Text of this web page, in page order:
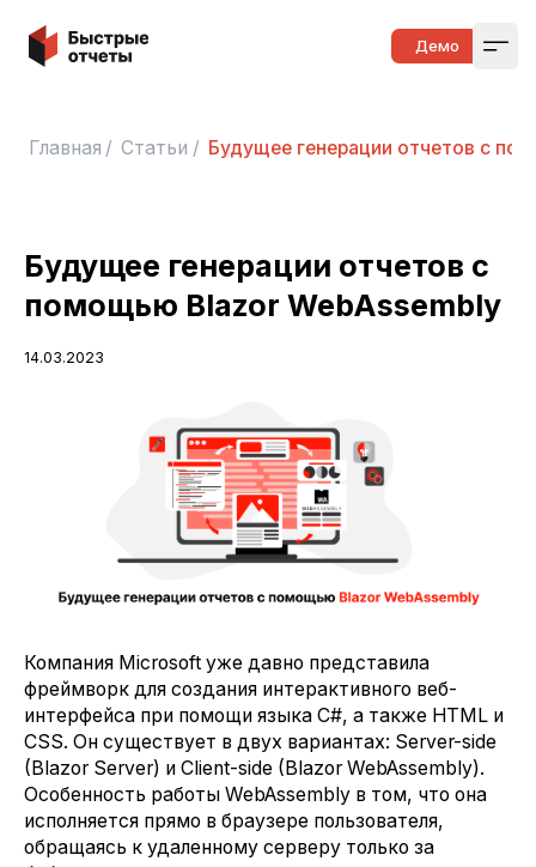
Быстрые отчеты Демо
Главная / Статьи / Будущее генерации отчетов с
Будущее генерации отчетов с
помощью Blazor WebAssembly
14.03.2023
Компания Microsoft уже давно представила
фреймворк для создания интерактивного веб-
интерфейса при помощи языка C#, а также HTML и
CSS. Он существует в двух вариантах: Server-side
(Blazor Server) и Client-side (Blazor WebAssembly).
Особенность работы WebAssembly в том, что она
исполняется прямо в браузере пользователя,
обращаясь к удаленному серверу только за